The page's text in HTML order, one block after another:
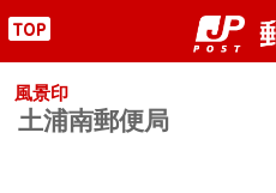
"
風景印
土浦南郵便局